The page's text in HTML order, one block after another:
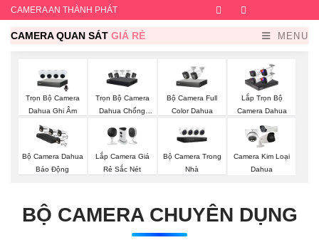
CAMERA AN THÀNH PHÁT Facebook
CAMERA QUAN SÁT GIÁ RẺ MENU
Trọn Bộ Camera
Dahua Ghi Âm
Trọn Bộ Camera
Dahua Chống
Bộ Camera Full
Color Dahua
Lắp Trọn Bộ
Camera Dahua
Bộ Camera Dahua
Báo Động
Lắp Camera Giá
Rẻ Sắc Nét
Bộ Camera Trong
Nhà
Camera Kim Loại
Dahua
BỘ CAMERA CHUYÊN DỤNG